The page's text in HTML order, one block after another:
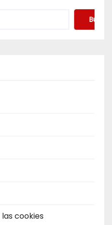
Buscar
cookies